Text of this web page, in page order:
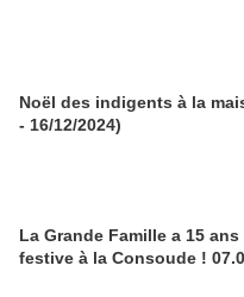
Noël des indigents à la
- 16/12/2024)
La Grande Famille a 15 ans
festive à la Consoude !